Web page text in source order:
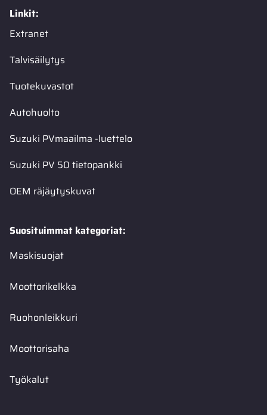
Linkit:
Extranet
Talvisäilytys
Tuotekuvastot
Autohuolto
Suzuki PVmaailma -luettelo
Suzuki PV 50 tietopankki
OEM räjäytyskuvat
Suosituimmat kategoriat:
Maskisuojat
Moottorikelkka
Ruohonleikkuri
Moottorisaha
Työkalut